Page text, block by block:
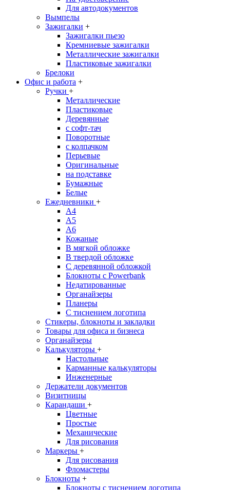
Для автодокументов
Вымпелы
Зажигалки +
Зажигалки пьезо
Кремниевые зажигалки
Металлические зажигалки
Пластиковые зажигалки
Брелоки
Офис и работа +
Ручки +
Металлические
Пластиковые
Деревянные
с софт-тач
Поворотные
с колпачком
Перьевые
Оригинальные
на подставке
Бумажные
Белые
Ежедневники +
A4
A5
A6
Кожаные
В мягкой обложке
В твердой обложке
С деревянной обложкой
Блокноты с Powerbank
Недатированные
Органайзеры
Планеры
С тиснением логотипа
Стикеры, блокноты и закладки
Товары для офиса и бизнеса
Органайзеры
Калькуляторы +
Настольные
Карманные калькуляторы
Инженерные
Держатели документов
Визитницы
Карандаши +
Цветные
Простые
Механические
Для рисования
Маркеры +
Для рисования
Фломастеры
Блокноты +
Блокноты с тиснением логотипа